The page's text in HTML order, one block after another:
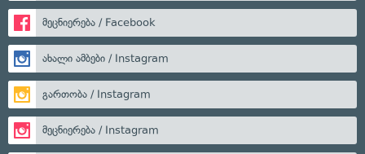
მეცნიერება / Facebook
ახალი ამბები / Instagram
გართობა / Instagram
მეცნიერება / Instagram